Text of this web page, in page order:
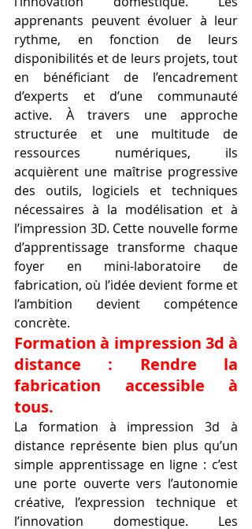
apprenants peuvent évoluer à leur
rythme, en fonction de leurs
disponibilités et de leurs projets, tout
en bénéficiant de l’encadrement
d’experts et d’une communauté
active. À travers une approche
structurée et une multitude de
ressources numériques, ils
acquièrent une maîtrise progressive
des outils, logiciels et techniques
nécessaires à la modélisation et à
l’impression 3D. Cette nouvelle forme
d’apprentissage transforme chaque
foyer en mini-laboratoire de
fabrication, où l’idée devient forme et
l’ambition devient compétence
concrète.
Formation à impression 3d à
distance : Rendre la
fabrication accessible à
tous.
La formation à impression 3d à
distance représente bien plus qu’un
simple apprentissage en ligne : c’est
une porte ouverte vers l’autonomie
créative, l’expression technique et
l’innovation domestique. Les